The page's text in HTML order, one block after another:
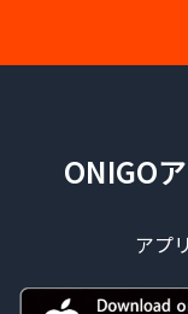
ONIGO
アプ